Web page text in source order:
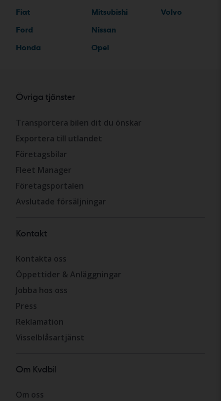
Fiat
Ford
Honda
Mitsubishi
Nissan
Opel
Volvo
Övriga tjänster
Transportera bilen dit du önskar
Exportera till utlandet
Företagsbilar
Fleet Manager
Företagsportalen
Avslutade försäljningar
Kontakt
Kontakta oss
Öppettider & Anläggningar
Jobba hos oss
Press
Reklamation
Visselblåsartjänst
Om Kvdbil
Om oss